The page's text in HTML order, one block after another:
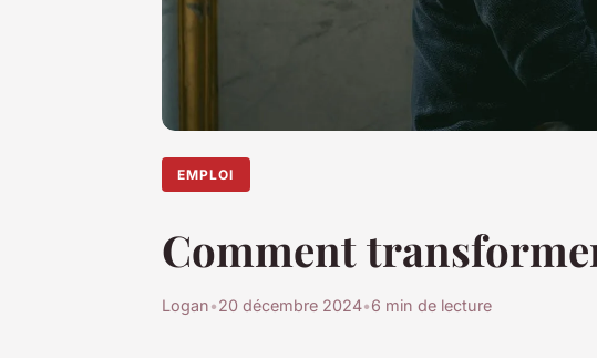
EMPLOI
Comment
Logan•20 décembre 2024•6 min de lecture